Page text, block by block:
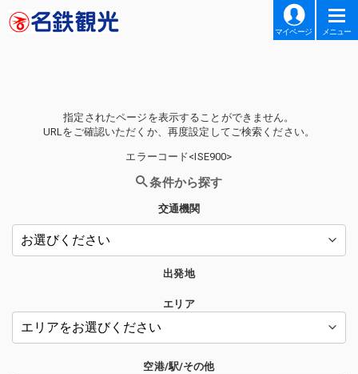
マイページ メニュー
指定されたページを表示することができません。
URLをご確認いただくか、再度設定してご検索ください。
エラーコード<ISE900>
条件から探す
交通機関
出発地
エリア
空港/駅/その他